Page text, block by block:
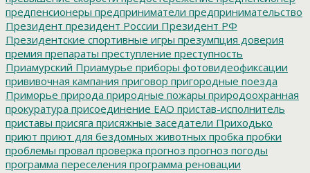
предпенсионеры предприниматели предпринимательство
Президент президент России Президент РФ
Президентские спортивные игры презумпция доверия
премия препараты преступление преступность
Приамурский Приамурье приборы фотовидеофиксации
прививочная кампания приговор пригородные поезда
Приморье природа природные пожары природоохранная
прокуратура присоединение ЕАО пристав-исполнитель
приставы присяга присяжные заседатели Приходько
приют приют для бездомных животных пробка пробки
проблемы провал проверка прогноз прогноз погоды
программа переселения программа реновации